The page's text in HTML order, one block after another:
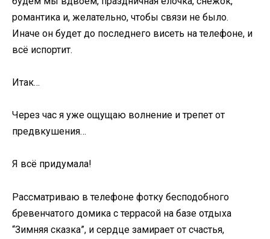
романтика и, желательно, чтобы связи не было.
Иначе он будет до последнего висеть на телефоне, и
всё испортит.
Итак…
Через час я уже ощущаю волнение и трепет от
предвкушения…
Я всё придумала!
Рассматриваю в телефоне фотку бесподобного
бревенчатого домика с террасой на базе отдыха
“Зимняя сказка”, и сердце замирает от счастья,